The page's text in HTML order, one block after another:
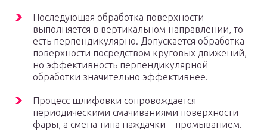
Последующая обработка поверхности
выполняется в вертикальном направлении, то
есть перпендикулярно. Допускается обработка
поверхности посредством круговых движений,
но эффективность перпендикулярной
обработки значительно эффективнее.
Процесс шлифовки сопровождается
периодическими смачиваниями поверхности
фары, а смена типа наждачки – промыванием.